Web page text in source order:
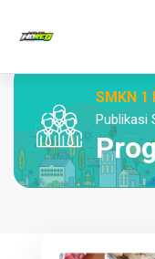
SMKN 1
Publikasi